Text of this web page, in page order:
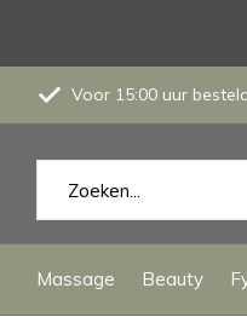
Massage Beauty
Voor 15:00 uur